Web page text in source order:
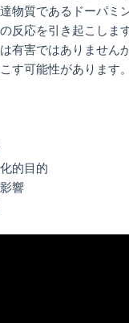
物質であるドーパミ
反応を引き起こしま
有害ではありません
す可能性があります。
的目的
響